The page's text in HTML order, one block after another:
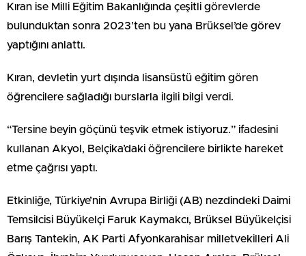
Kıran ise Milli Eğitim Bakanlığında çeşitli görevlerde
bulunduktan sonra 2023’ten bu yana Brüksel’de görev
yaptığını anlattı.
Kıran, devletin yurt dışında lisansüstü eğitim gören
öğrencilere sağladığı burslarla ilgili bilgi verdi.
“Tersine beyin göçünü teşvik etmek istiyoruz.” ifadesini
kullanan Akyol, Belçika’daki öğrencilere birlikte hareket
etme çağrısı yaptı.
Etkinliğe, Türkiye’nin Avrupa Birliği (AB) nezdindeki Daimi
Temsilcisi Büyükelçi Faruk Kaymakcı, Brüksel Büyükelçisi
Barış Tantekin, AK Parti Afyonkarahisar milletvekilleri Ali